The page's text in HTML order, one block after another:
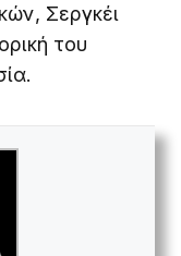
Σεργκέι
του